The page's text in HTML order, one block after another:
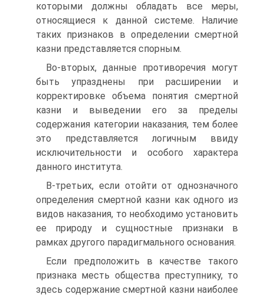
которыми должны обладать все меры,
относящиеся к данной системе. Наличие
таких признаков в определении смертной
казни представляется спорным.
Во-вторых, данные противоречия могут
быть упразднены при расширении и
корректировке объема понятия смертной
казни и выведении его за пределы
содержания категории наказания, тем более
это представляется логичным ввиду
исключительности и особого характера
данного института.
В-третьих, если отойти от однозначного
определения смертной казни как одного из
видов наказания, то необходимо установить
ее природу и сущностные признаки в
рамках другого парадигмального основания.
Если предположить в качестве такого
признака месть общества преступнику, то
здесь содержание смертной казни наиболее